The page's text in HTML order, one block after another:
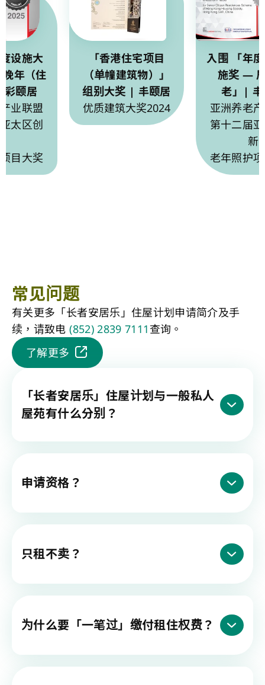
设施大
年（住
颐居
业联盟
太区创
目大奖
「香港住宅项目
（单幢建筑物）」
组别大奖 | 丰颐居
优质建筑大奖2024
入围 「年
施奖 —
老」| 丰
亚洲养老
第十二届
新
老年照护
常见问题
有关更多「长者安居乐」住屋计划申请简介及手
续，请致电(852) 2839 7111 查询。
了解更多
「长者安居乐」住屋计划与一般私人
屋苑有什么分别？
申请资格？
只租不卖？
为什么要「一笔过」缴付租住权费？